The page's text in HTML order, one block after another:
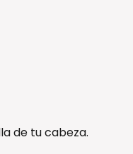
de tu cabeza.